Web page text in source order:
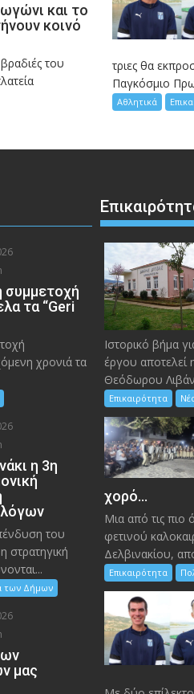
και το
κοινό
του
τριες θα
Παγκόσμιο
Αθλητικά
συμμετοχή
τα “Geri
χρονιά τα
η 3η
του
στρατηγική
των Δήμων
μας
Ιστορικό βήμα
έργου
Θεόδωρου
Επικαιρότητα
χορό…
Μια από τις πιο
φετινού
Δελβινακίου,
Επικαιρότητα